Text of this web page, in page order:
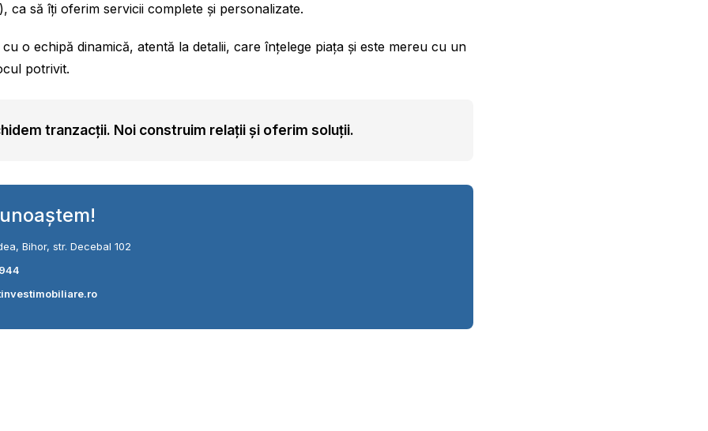
ca să îți oferim servicii complete și personalizate.
o echipă dinamică, atentă la detalii, care înțelege piața și este mereu cu un
potrivit.
tranzacții. Noi construim relații și oferim soluții.
Bihor, str. Decebal 102